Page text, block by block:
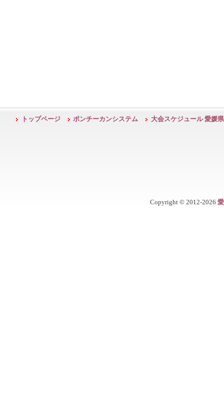
トップページ ポンチーカンシステム 大会スケジュール 愛媛県
Copyright © 2012-2026